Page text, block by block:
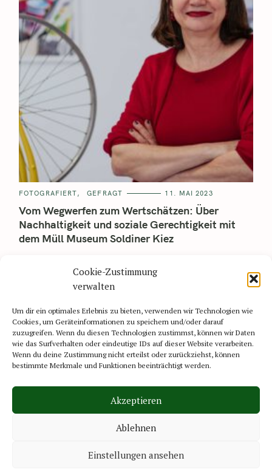
Cookie-Zustimmung
verwalten
Um dir ein optimales Erlebnis zu bieten, verwenden wir Technologien wie
Cookies, um Geräteinformationen zu speichern und/oder darauf
zuzugreifen. Wenn du diesen Technologien zustimmst, können wir Daten
wie das Surfverhalten oder eindeutige IDs auf dieser Website verarbeiten.
Wenn du deine Zustimmung nicht erteilst oder zurückziehst, können
bestimmte Merkmale und Funktionen beeinträchtigt werden.
Akzeptieren
Ablehnen
Einstellungen ansehen
FOTOGRAFIERT GEFRAGT 11. MAI 2023
Vom Wegwerfen zum Wertschätzen: Über
Nachhaltigkeit und soziale Gerechtigkeit mit
dem Müll Museum Soldiner Kiez
die Gründer:innen Lena Reich und Susanne Schulze-Jungheim
des Müll Museum Soldiner Kiez – wie..
Datenschutzerklärung
Cookie-Richtlinie (EU)
Impressum
© 2025 Reversed Magazine.